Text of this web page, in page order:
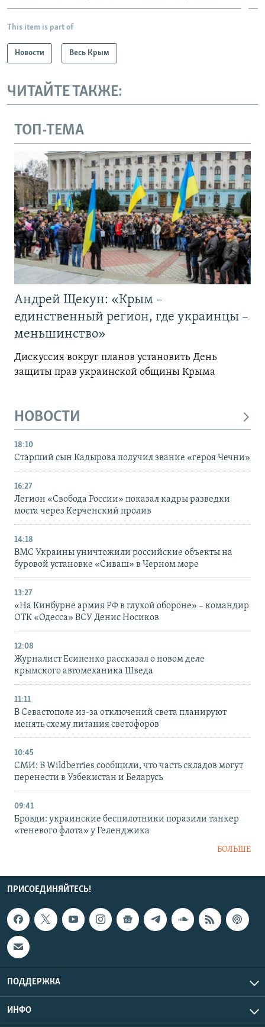
This item is part of
Новости Весь Крым
ЧИТАЙТЕ ТАКЖЕ:
ТОП-ТЕМА
Андрей Щекун: «Крым –
единственный регион, где украинцы –
меньшинство»
Дискуссия вокруг планов установить День
защиты прав украинской общины Крыма
НОВОСТИ
18:10
Старший сын Кадырова получил звание «героя Чечни»
16:27
Легион «Свобода России» показал кадры разведки
моста через Керченский пролив
14:18
ВМС Украины уничтожили российские объекты на
буровой установке «Сиваш» в Черном море
13:27
«На Кинбурне армия РФ в глухой обороне» – командир
ОТК «Одесса» ВСУ Денис Носиков
12:08
Журналист Есипенко рассказал о новом деле
крымского автомеханика Шведа
11:11
В Севастополе из-за отключений света планируют
менять схему питания светофоров
10:45
СМИ: В Wildberries сообщили, что часть складов могут
перенести в Узбекистан и Беларусь
09:41
Бровди: украинские беспилотники поразили танкер
«теневого флота» у Геленджика
БОЛЬШЕ
ПРИСОЕДИНЯЙТЕСЬ!
ПОДДЕРЖКА
ИНФО